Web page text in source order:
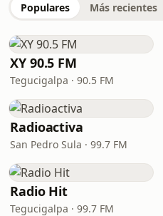
Populares Más recientes
XY 90.5 FM
Tegucigalpa · 90.5 FM
Radioactiva
San Pedro Sula · 99.7 FM
Radio Hit
Tegucigalpa · 99.7 FM